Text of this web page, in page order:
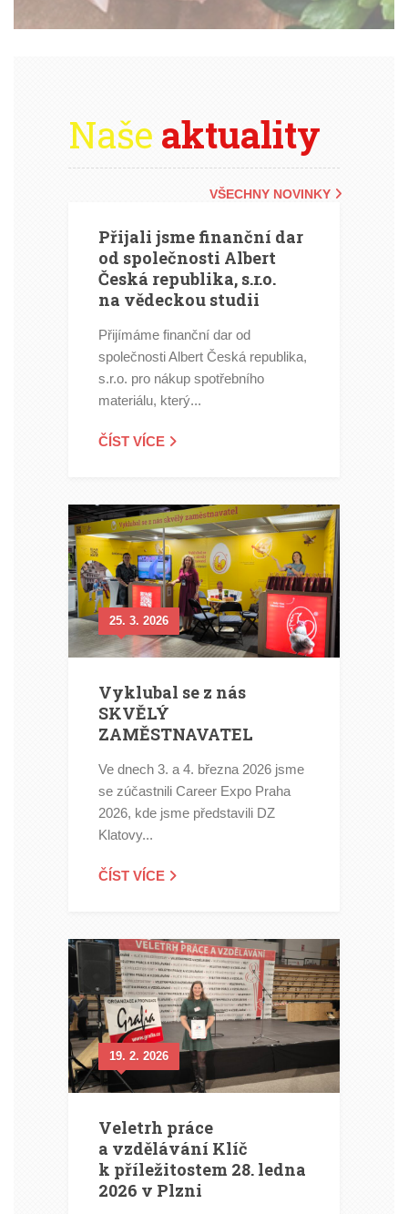
Našeaktuality
VŠECHNY NOVINKY
Přijali jsme finanční dar
od společnosti Albert
Česká republika, s.r.o.
na vědeckou studii
Přijímáme finanční dar od
společnosti Albert Česká republika,
s.r.o. pro nákup spotřebního
materiálu, který...
ČÍST VÍCE
25. 3. 2026
Vyklubal se z nás
SKVĚLÝ
ZAMĚSTNAVATEL
Ve dnech 3. a 4. března 2026 jsme
se zúčastnili Career Expo Praha
2026, kde jsme představili DZ
Klatovy...
ČÍST VÍCE
19. 2. 2026
Veletrh práce
a vzdělávání Klíč
k příležitostem 28. ledna
2026 v Plzni